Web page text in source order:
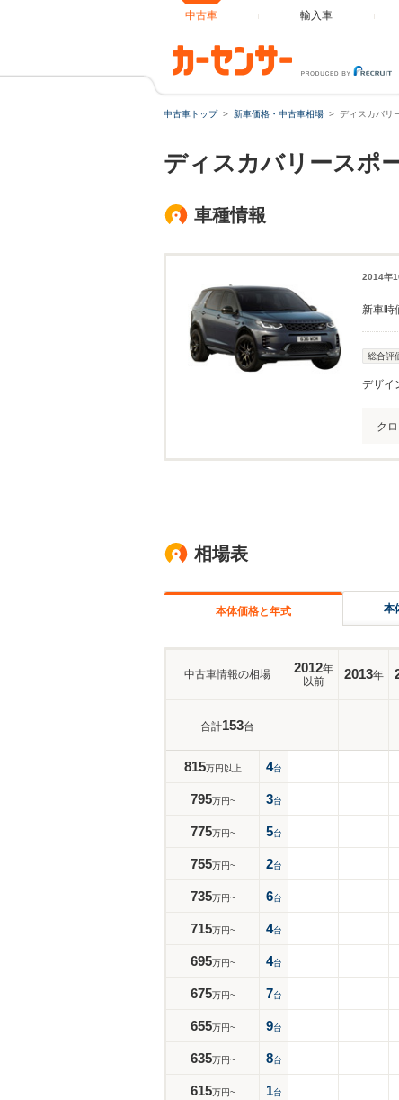
中古車 輸入車
中古車トップ 新車価格・中古車相場 ディスカバリ
ディスカバリースポ
車種情報
2014年
新車時
総合評
デザイ
ク
相場表
本体価格と年式 本
中古車情報の相場 2012年
以前
2013年
合計153台
815万円以上 4台
795万円~ 3台
775万円~ 5台
755万円~ 2台
735万円~ 6台
715万円~ 4台
695万円~ 4台
675万円~ 7台
655万円~ 9台
635万円~ 8台
615万円~ 1台